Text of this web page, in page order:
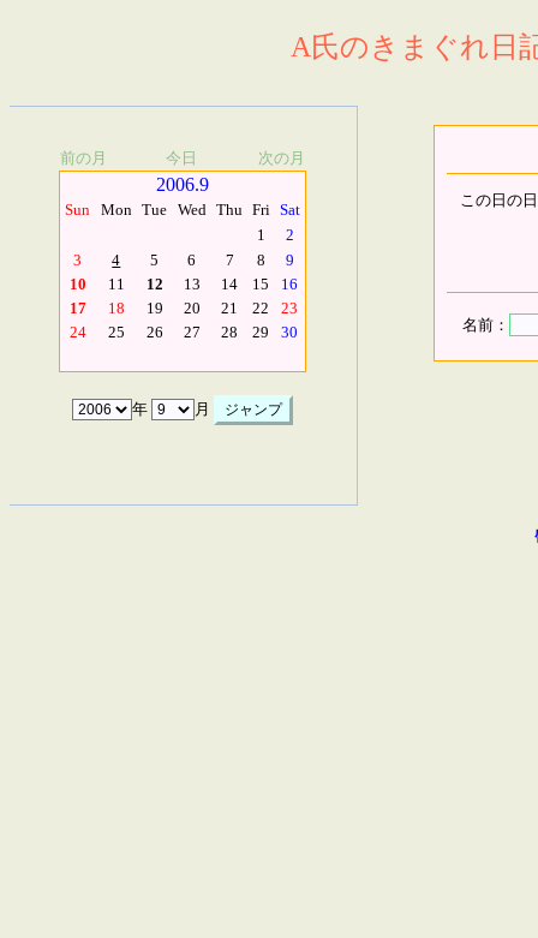
A氏のきまぐれ日
前の月 今日 次の月
2006.9
Sun Mon Tue Wed Thu Fri Sat
1
2
3
4 5 6 7 8
9
10
11 12 13 14 15
16
17
18 19 20 21 22
23
24
25 26 27 28 29 30
年 月
この日の
名前：